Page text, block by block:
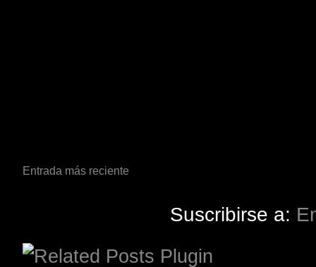
Entrada más reciente
Suscribirse a: